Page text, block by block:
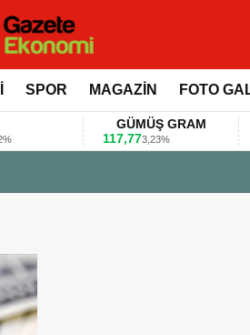
SPOR MAGAZİN FOTO
GÜMÜŞ GRAM
117,773,23%